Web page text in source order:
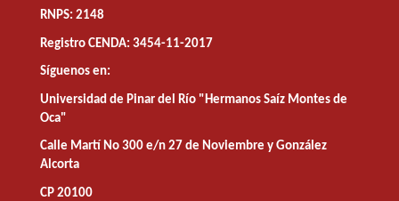
RNPS: 2148
Registro CENDA: 3454-11-2017
Síguenos en:
Universidad de Pinar del Río "Hermanos Saíz Montes de
Oca"
Calle Martí No 300 e/n 27 de Noviembre y González
Alcorta
CP 20100